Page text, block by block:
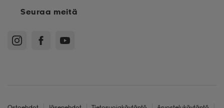
Seuraa meitä